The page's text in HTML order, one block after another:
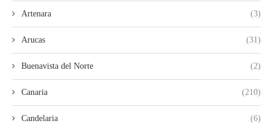
Artenara (3)
Arucas (31)
Buenavista del Norte (2)
Canaria (210)
Candelaria (6)